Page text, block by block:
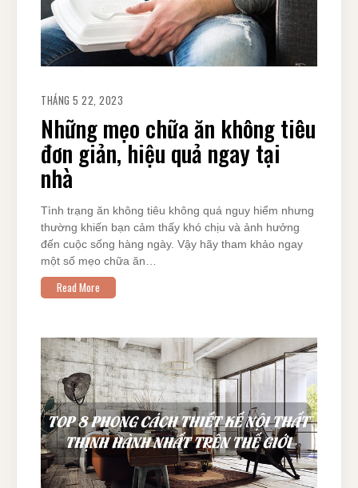
THÁNG 5 22, 2023
Những mẹo chữa ăn không tiêu
đơn giản, hiệu quả ngay tại
nhà
Tình trạng ăn không tiêu không quá nguy hiểm nhưng
thường khiến bạn cảm thấy khó chịu và ảnh hưởng
đến cuộc sống hàng ngày. Vậy hãy tham khảo ngay
một số mẹo chữa ăn…
Read More